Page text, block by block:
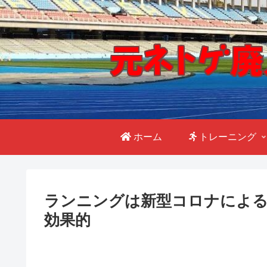
ホーム トレーニング
ランニングは新型コロナによ
効果的